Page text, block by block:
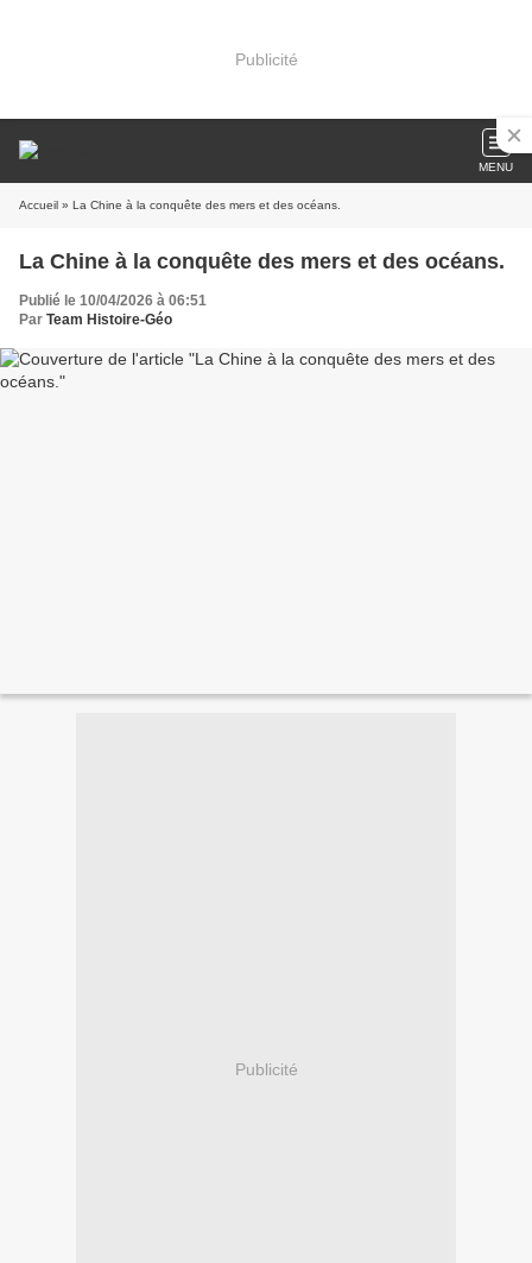
Publicité
MENU
Accueil » La Chine à la conquête des mers et des océans.
La Chine à la conquête des mers et des océans.
Publié le 10/04/2026 à 06:51
Par Team Histoire-Géo
Publicité